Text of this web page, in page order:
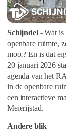
Schijndel - Wat is
openbare ruimte,
mooi? En is dat
20 januari 2026
agenda van het
in de openbare
een interactieve
Meierijstad.
Andere blik